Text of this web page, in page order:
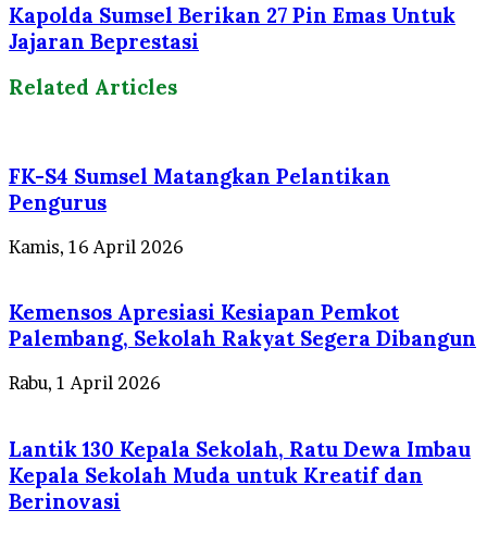
Kapolda Sumsel Berikan 27 Pin Emas Untuk
Jajaran Beprestasi
Related Articles
FK-S4 Sumsel Matangkan Pelantikan
Pengurus
Kamis, 16 April 2026
Kemensos Apresiasi Kesiapan Pemkot
Palembang, Sekolah Rakyat Segera Dibangun
Rabu, 1 April 2026
Lantik 130 Kepala Sekolah, Ratu Dewa Imbau
Kepala Sekolah Muda untuk Kreatif dan
Berinovasi